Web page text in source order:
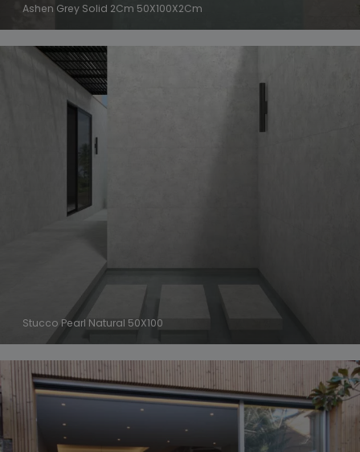
Ashen Grey Solid 2Cm 50X100X2Cm
Stucco Pearl Natural 50X100